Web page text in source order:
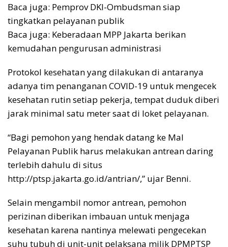
Baca juga: Pemprov DKI-Ombudsman siap
tingkatkan pelayanan publik
Baca juga: Keberadaan MPP Jakarta berikan
kemudahan pengurusan administrasi
Protokol kesehatan yang dilakukan di antaranya
adanya tim penanganan COVID-19 untuk mengecek
kesehatan rutin setiap pekerja, tempat duduk diberi
jarak minimal satu meter saat di loket pelayanan.
“Bagi pemohon yang hendak datang ke Mal
Pelayanan Publik harus melakukan antrean daring
terlebih dahulu di situs
http://ptsp.jakarta.go.id/antrian/,” ujar Benni.
Selain mengambil nomor antrean, pemohon
perizinan diberikan imbauan untuk menjaga
kesehatan karena nantinya melewati pengecekan
suhu tubuh di unit-unit pelaksana milik DPMPTSP